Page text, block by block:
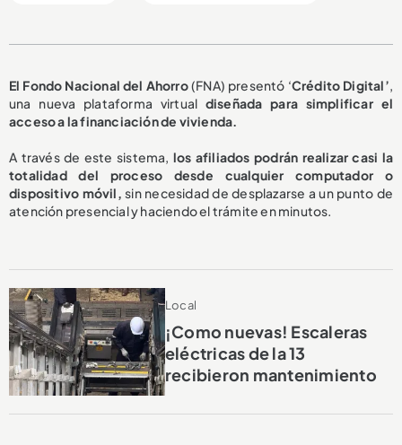
El Fondo Nacional del Ahorro(FNA) presentó ‘Crédito Digital’,
una nueva plataforma virtual diseñada para simplificar el
acceso a la financiación de vivienda.
A través de este sistema, los afiliados podrán realizar casi la
totalidad del proceso desde cualquier computador o
dispositivo móvil, sin necesidad de desplazarse a un punto de
atención presencial y haciendo el trámite en minutos.
Local
¡Como nuevas! Escaleras
eléctricas de la 13
recibieron mantenimiento